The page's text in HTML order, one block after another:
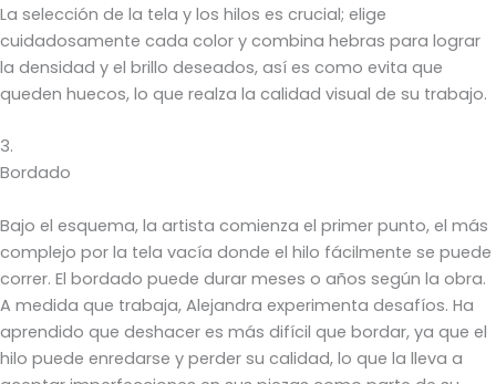
La selección de la tela y los hilos es crucial; elige
cuidadosamente cada color y combina hebras para lograr
la densidad y el brillo deseados, así es como evita que
queden huecos, lo que realza la calidad visual de su trabajo.
3.
Bordado
Bajo el esquema, la artista comienza el primer punto, el más
complejo por la tela vacía donde el hilo fácilmente se puede
correr. El bordado puede durar meses o años según la obra.
A medida que trabaja, Alejandra experimenta desafíos. Ha
aprendido que deshacer es más difícil que bordar, ya que el
hilo puede enredarse y perder su calidad, lo que la lleva a